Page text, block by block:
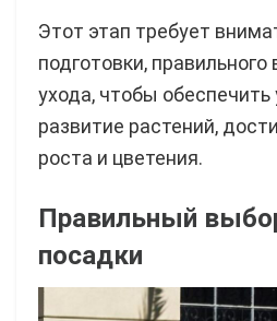
Этот этап требует
подготовки,
ухода, чтобы
развитие растений,
роста и цветения.
Правильный
посадки